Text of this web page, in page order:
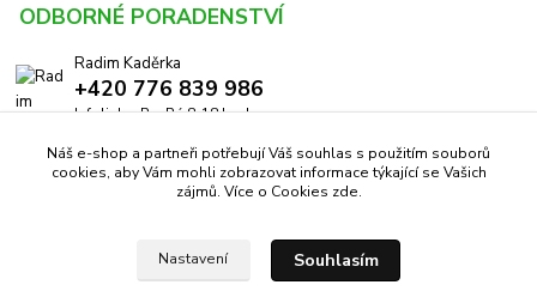
ODBORNÉ PORADENSTVÍ
Radim Kaděrka
+420 776 839 986
Infolinka: Po-Pá 8-18 hod.
info@pricniky.cz
Náš e-shop a partneři potřebují Váš souhlas s použitím souborů
cookies, aby Vám mohli zobrazovat informace týkající se Vašich
zájmů. Více o Cookies zde.
Nastavení Souhlasím